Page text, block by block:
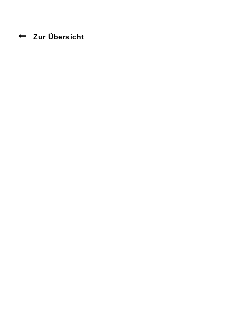
Zur Übersicht